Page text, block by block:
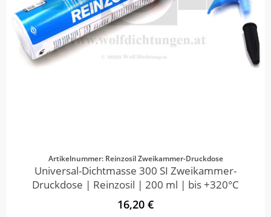
Artikelnummer: Reinzosil Zweikammer-Druckdose
Universal-Dichtmasse 300 SI Zweikammer-
Druckdose | Reinzosil | 200 ml | bis +320°C
16,20 €